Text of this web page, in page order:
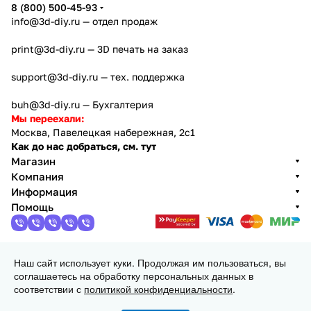
8 (800) 500-45-93
info@3d-diy.ru — отдел продаж
print@3d-diy.ru — 3D печать на заказ
support@3d-diy.ru — тех. поддержка
buh@3d-diy.ru — Бухгалтерия
Мы переехали:
Москва, Павелецкая набережная, 2с1
Как до нас добраться, см. тут
Магазин
Компания
Информация
Помощь
2013 - 2026 © 3DiY (Тридиай) - интернет-магазин
комплектующих для 3D принтеров, ЧПУ станков и
робототехники
Наш сайт использует куки. Продолжая им пользоваться, вы
соглашаетесь на обработку персональных данных в
соответствии с политикой конфиденциальности.